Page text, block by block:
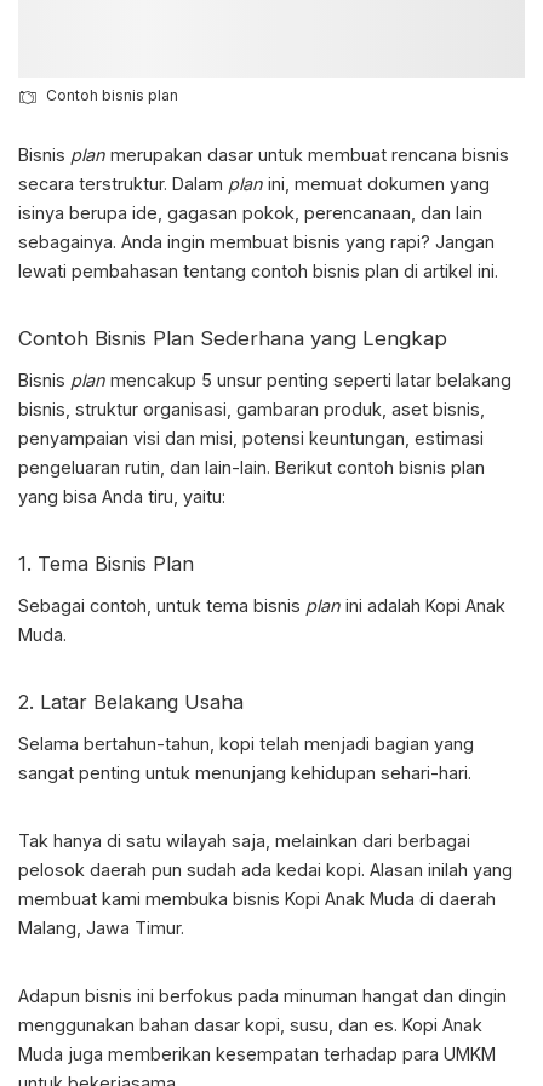
Contoh bisnis plan
Bisnis plan merupakan dasar untuk membuat rencana bisnis
secara terstruktur. Dalam plan ini, memuat dokumen yang
isinya berupa ide, gagasan pokok, perencanaan, dan lain
sebagainya. Anda ingin membuat bisnis yang rapi? Jangan
lewati pembahasan tentang contoh bisnis plan di artikel ini.
Contoh Bisnis Plan Sederhana yang Lengkap
Bisnis plan mencakup 5 unsur penting seperti latar belakang
bisnis, struktur organisasi, gambaran produk, aset bisnis,
penyampaian visi dan misi, potensi keuntungan, estimasi
pengeluaran rutin, dan lain-lain. Berikut contoh bisnis plan
yang bisa Anda tiru, yaitu:
1. Tema Bisnis Plan
Sebagai contoh, untuk tema bisnis plan ini adalah Kopi Anak
Muda.
2. Latar Belakang Usaha
Selama bertahun-tahun, kopi telah menjadi bagian yang
sangat penting untuk menunjang kehidupan sehari-hari.
Tak hanya di satu wilayah saja, melainkan dari berbagai
pelosok daerah pun sudah ada kedai kopi. Alasan inilah yang
membuat kami membuka bisnis Kopi Anak Muda di daerah
Malang, Jawa Timur.
Adapun bisnis ini berfokus pada minuman hangat dan dingin
menggunakan bahan dasar kopi, susu, dan es. Kopi Anak
Muda juga memberikan kesempatan terhadap para UMKM